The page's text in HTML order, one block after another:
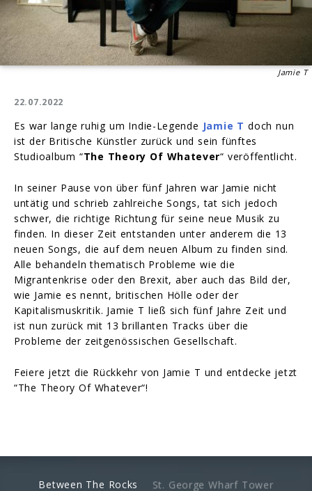
Jamie T
22.07.2022
Es war lange ruhig um Indie-Legende Jamie T doch nun
ist der Britische Künstler zurück und sein fünftes
Studioalbum “The Theory Of Whatever“ veröffentlicht.
In seiner Pause von über fünf Jahren war Jamie nicht
untätig und schrieb zahlreiche Songs, tat sich jedoch
schwer, die richtige Richtung für seine neue Musik zu
finden. In dieser Zeit entstanden unter anderem die 13
neuen Songs, die auf dem neuen Album zu finden sind.
Alle behandeln thematisch Probleme wie die
Migrantenkrise oder den Brexit, aber auch das Bild der,
wie Jamie es nennt, britischen Hölle oder der
Kapitalismuskritik. Jamie T ließ sich fünf Jahre Zeit und
ist nun zurück mit 13 brillanten Tracks über die
Probleme der zeitgenössischen Gesellschaft.
Feiere jetzt die Rückkehr von Jamie T und entdecke jetzt
“The Theory Of Whatever“!
Between The Rocks St. George Wharf Tower